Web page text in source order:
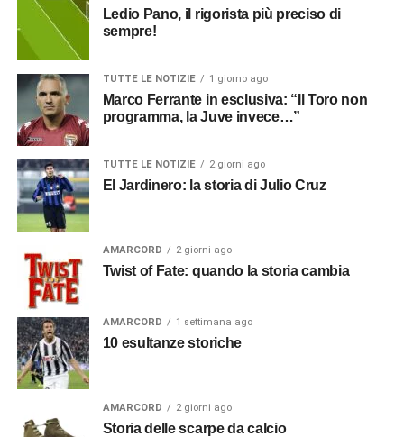
Ledio Pano, il rigorista più preciso di
sempre!
TUTTE LE NOTIZIE 1 giorno ago
Marco Ferrante in esclusiva: “Il Toro non
programma, la Juve invece…”
TUTTE LE NOTIZIE 2 giorni ago
El Jardinero: la storia di Julio Cruz
AMARCORD 2 giorni ago
Twist of Fate: quando la storia cambia
AMARCORD 1 settimana ago
10 esultanze storiche
AMARCORD 2 giorni ago
Storia delle scarpe da calcio